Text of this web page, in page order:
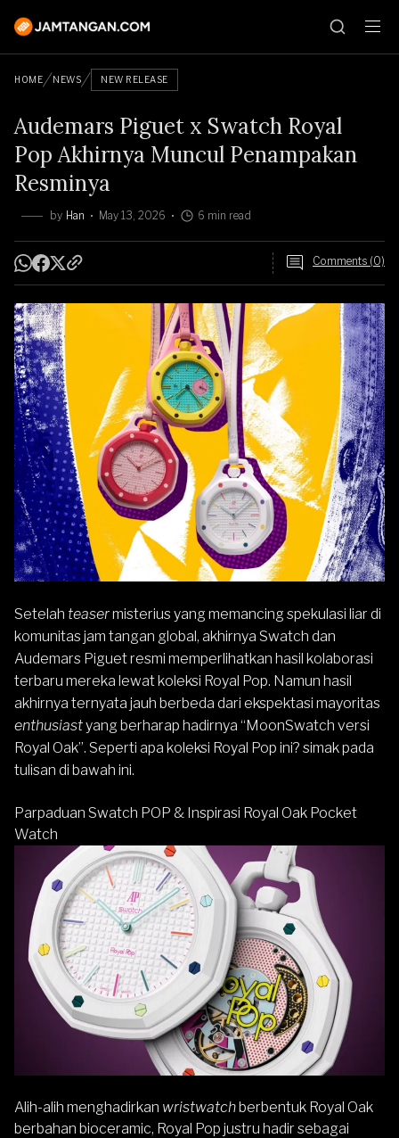
HOME NEWS NEW RELEASE
Audemars Piguet x Swatch Royal
Pop Akhirnya Muncul Penampakan
Resminya
by Han May 13, 2026 6 min read
Comments (0)
Setelah teasermisterius yang memancing spekulasi liar di
komunitas jam tangan global, akhirnya Swatch dan
Audemars Piguet resmi memperlihatkan hasil kolaborasi
terbaru mereka lewat koleksi Royal Pop. Namun hasil
akhirnya ternyata jauh berbeda dari ekspektasi mayoritas
enthusiastyang berharap hadirnya “MoonSwatch versi
Royal Oak”. Seperti apa koleksi Royal Pop ini? simak pada
tulisan di bawah ini.
Parpaduan Swatch POP & Inspirasi Royal Oak Pocket
Watch
Alih-alih menghadirkan wristwatchberbentuk Royal Oak
berbahan bioceramic, Royal Pop justru hadir sebagai